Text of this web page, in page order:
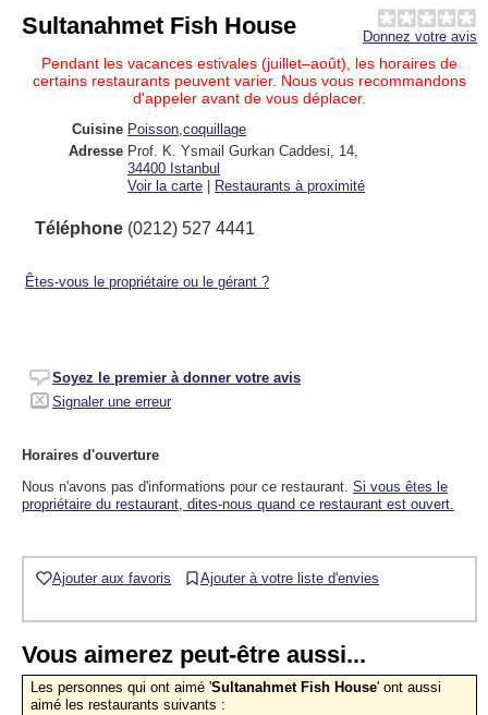
Donnez votre avis
Sultanahmet Fish House
Pendant les vacances estivales (juillet–août), les horaires de
certains restaurants peuvent varier. Nous vous recommandons
d'appeler avant de vous déplacer.
Cuisine Poisson,coquillage
Adresse Prof. K. Ysmail Gurkan Caddesi, 14
34400 Istanbul
Voir la carte
Restaurants à proximité
Téléphone (0212) 527 4441
Êtes-vous le propriétaire ou le gérant ?
Soyez le premier à donner votre avis
Signaler une erreur
Horaires d'ouverture
Nous n'avons pas d'informations pour ce restaurant. Si vous êtes le
propriétaire du restaurant, dites-nous quand ce restaurant est ouvert.
Ajouter aux favoris Ajouter à votre liste d'envies
Vous aimerez peut-être aussi...
Les personnes qui ont aimé 'Sultanahmet Fish House' ont aussi
aimé les restaurants suivants :